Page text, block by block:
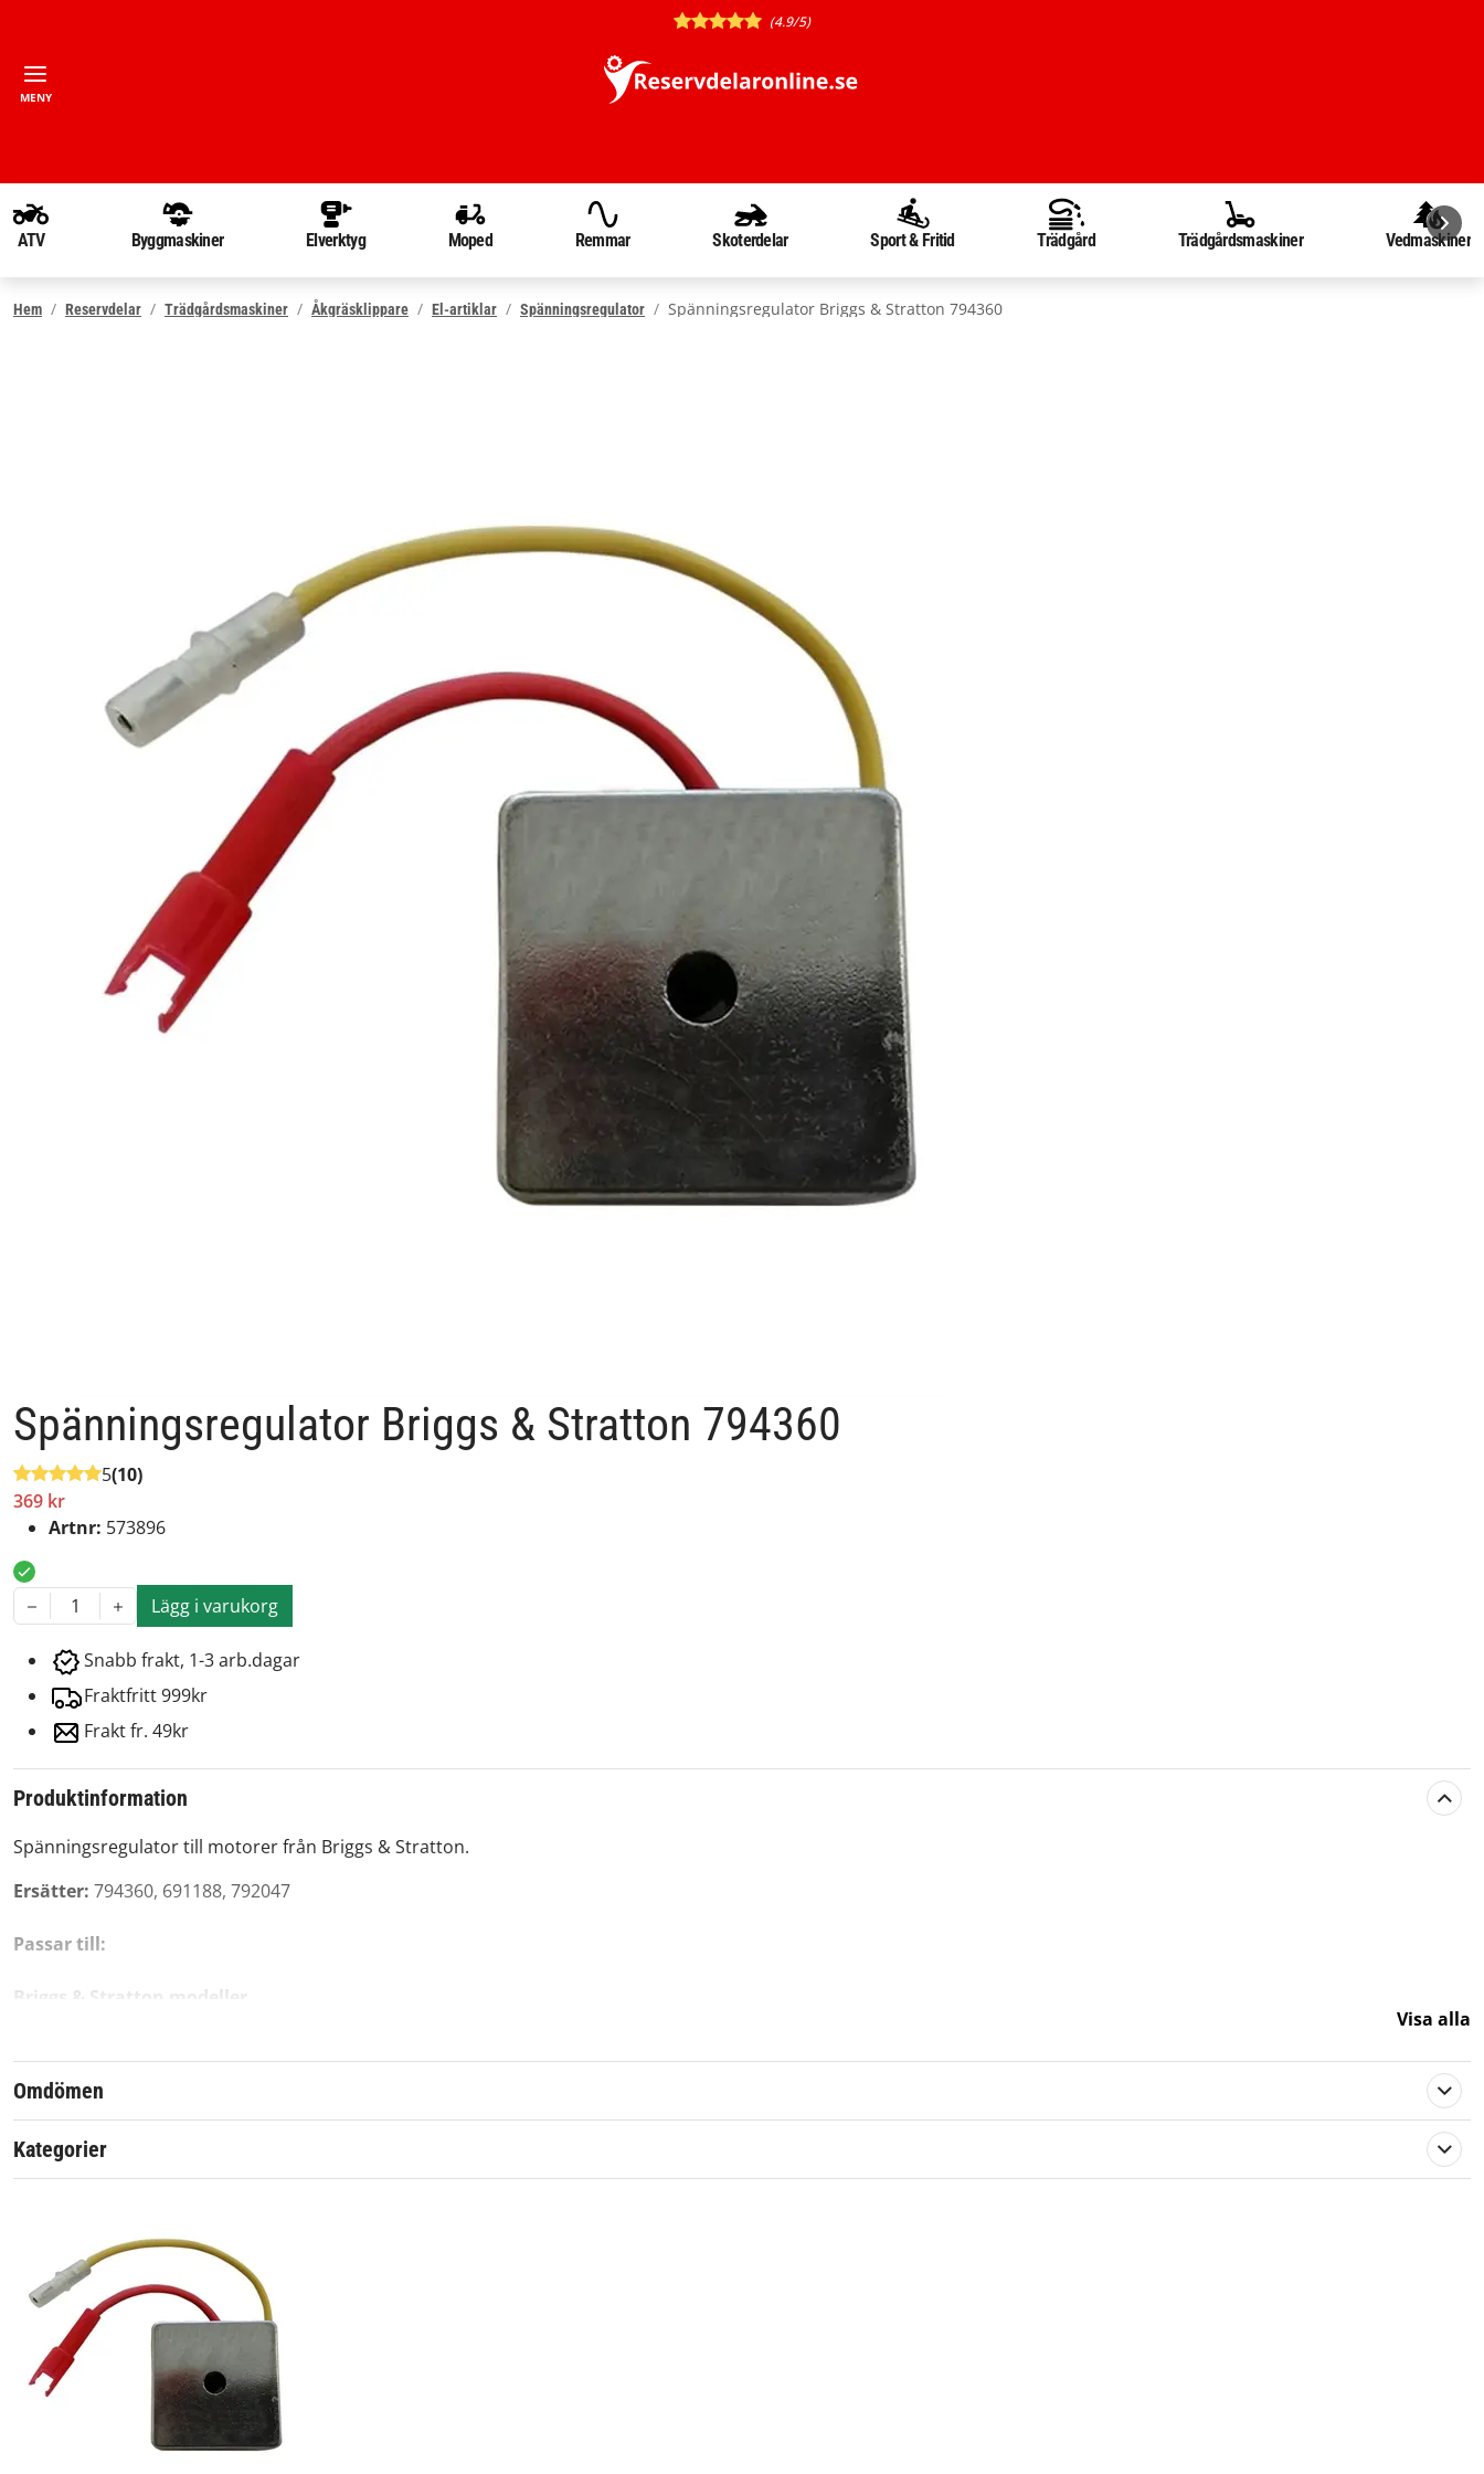
(4.9/5)
MENY
ATV Byggmaskiner Elverktyg Moped Remmar Skoterdelar Sport & Fritid Trädgård Trädgårdsmaskiner Vedmaskiner
Hem Reservdelar Trädgårdsmaskiner Åkgräsklippare El-artiklar Spänningsregulator Spänningsregulator Briggs & Stratton 794360
Spänningsregulator Briggs & Stratton 794360
5(10)
369 kr
Artnr: 573896
1 Lägg i varukorg
Snabb frakt, 1-3 arb.dagar
Fraktfritt 999kr
Frakt fr. 49kr
Produktinformation
Spänningsregulator till motorer från Briggs & Stratton.
Ersätter: 794360, 691188, 792047
Passar till:
Briggs & Stratton modeller
28B700
Eftermarknadsprodukt av hög kvalité.
Visa alla
Omdömen
Kategorier